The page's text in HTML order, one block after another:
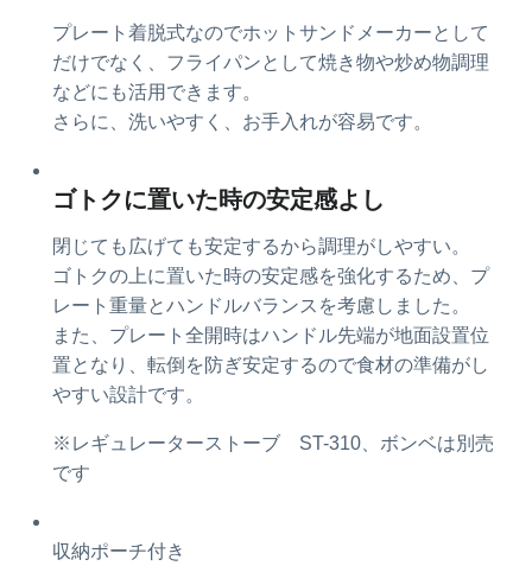
プレート着脱式なのでホットサンドメーカーとして
だけでなく、フライパンとして焼き物や炒め物調理
などにも活用できます。
さらに、洗いやすく、お手入れが容易です。
ゴトクに置いた時の安定感よし
閉じても広げても安定するから調理がしやすい。
ゴトクの上に置いた時の安定感を強化するため、プ
レート重量とハンドルバランスを考慮しました。
また、プレート全開時はハンドル先端が地面設置位
置となり、転倒を防ぎ安定するので食材の準備がし
やすい設計です。
※レギュレーターストーブ ST-310、ボンベは別売
です
収納ポーチ付き